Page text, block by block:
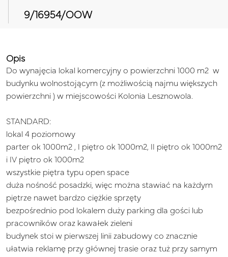
9/16954/OOW
Opis
Do wynajęcia lokal komercyjny o powierzchni 1000 m2 w
budynku wolnostojącym (z możliwością najmu większych
powierzchni ) w miejscowości Kolonia Lesznowola.
STANDARD:
lokal 4 poziomowy
parter ok 1000m2 , I piętro ok 1000m2, II piętro ok 1000m2
i IV piętro ok 1000m2
wszystkie piętra typu open space
duża nośność posadzki, więc można stawiać na każdym
piętrze nawet bardzo ciężkie sprzęty
bezpośrednio pod lokalem duży parking dla gości lub
pracowników oraz kawałek zieleni
budynek stoi w pierwszej linii zabudowy co znacznie
ułatwia reklamę przy głównej trasie oraz tuż przy samym